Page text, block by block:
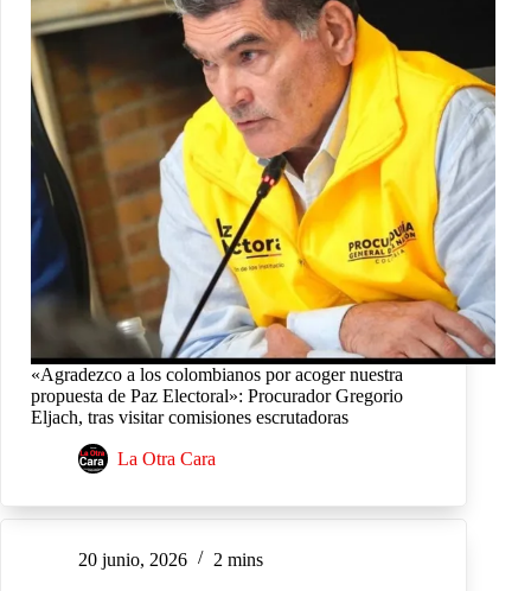
«Agradezco a los colombianos por acoger nuestra
propuesta de Paz Electoral»: Procurador Gregorio
Eljach, tras visitar comisiones escrutadoras
La Otra Cara
20 junio, 2026 2 mins